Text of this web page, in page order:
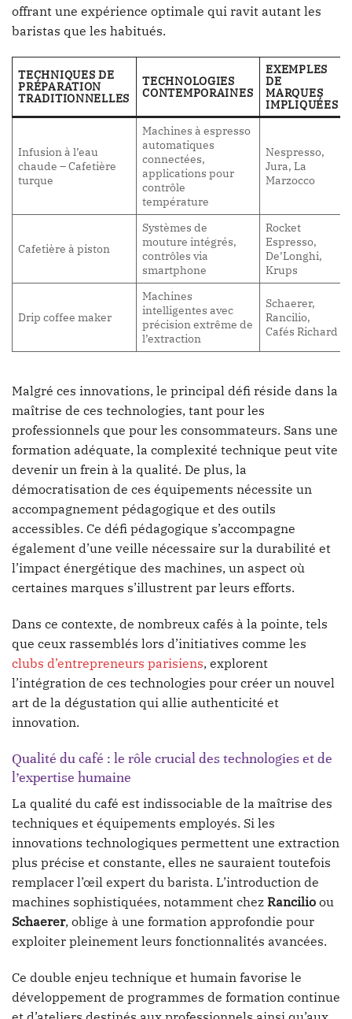
offrant une expérience optimale qui ravit autant les
baristas que les habitués.
TECHNIQUES DE
PRÉPARATION
TRADITIONNELLES
TECHNOLOGIES
CONTEMPORAINES
EXEMPLES
DE
MARQUES
IMPLIQUÉES
Infusion à l’eau
chaude – Cafetière
turque
Machines à espresso
automatiques
connectées,
applications pour
contrôle
température
Nespresso,
Jura, La
Marzocco
Cafetière à piston
Systèmes de
mouture intégrés,
contrôles via
smartphone
Rocket
Espresso,
De’Longhi,
Krups
Drip coffee maker
Machines
intelligentes avec
précision extrême de
l’extraction
Schaerer,
Rancilio,
Cafés Richard
Malgré ces innovations, le principal défi réside dans la
maîtrise de ces technologies, tant pour les
professionnels que pour les consommateurs. Sans une
formation adéquate, la complexité technique peut vite
devenir un frein à la qualité. De plus, la
démocratisation de ces équipements nécessite un
accompagnement pédagogique et des outils
accessibles. Ce défi pédagogique s’accompagne
également d’une veille nécessaire sur la durabilité et
l’impact énergétique des machines, un aspect où
certaines marques s’illustrent par leurs efforts.
Dans ce contexte, de nombreux cafés à la pointe, tels
que ceux rassemblés lors d’initiatives comme les
clubs d’entrepreneurs parisiens, explorent
l’intégration de ces technologies pour créer un nouvel
art de la dégustation qui allie authenticité et
innovation.
Qualité du café : le rôle crucial des technologies et de
l’expertise humaine
La qualité du café est indissociable de la maîtrise des
techniques et équipements employés. Si les
innovations technologiques permettent une extraction
plus précise et constante, elles ne sauraient toutefois
remplacer l’œil expert du barista. L’introduction de
machines sophistiquées, notamment chez Rancilio ou
Schaerer, oblige à une formation approfondie pour
exploiter pleinement leurs fonctionnalités avancées.
Ce double enjeu technique et humain favorise le
développement de programmes de formation continue